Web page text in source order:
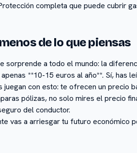
completa que puede cubrir
de lo que piensas
sorprende a todo el mundo: la
**10-15 euros al año**. Sí, has
juegan con esto: te ofrecen un precio
pólizas, no solo mires el precio
del conductor.
vas a arriesgar tu futuro económico